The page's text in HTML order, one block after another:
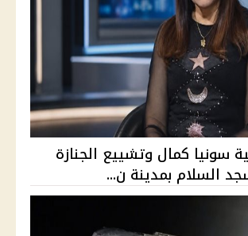
سونيا كمال وتشييع الجنازة
السلام بمدينة ن...